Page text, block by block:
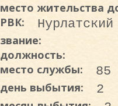
место жительства
РВК:
звание:
должность:
место службы:
85
день выбытия: 2